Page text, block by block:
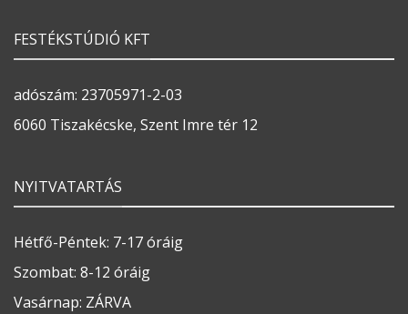
FESTÉKSTÚDIÓ KFT
adószám: 23705971-2-03
6060 Tiszakécske, Szent Imre tér 12
NYITVATARTÁS
Hétfő-Péntek: 7-17 óráig
Szombat: 8-12 óráig
Vasárnap: ZÁRVA